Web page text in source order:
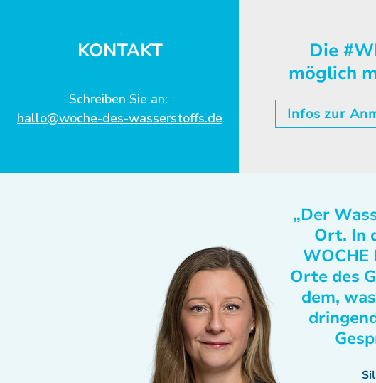
KONTAKT
Schreiben Sie an:
hallo@woche-des-wasserstoffs.de
Die
möglich
Infos zur
„Der
Ort. In
WOCHE
Orte des
dem,